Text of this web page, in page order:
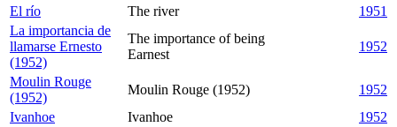
El río
The river
1951
La importancia de
llamarse Ernesto
(1952)
The importance of being
Earnest
1952
Moulin Rouge
(1952)
Moulin Rouge (1952)
1952
Ivanhoe
Ivanhoe
1952